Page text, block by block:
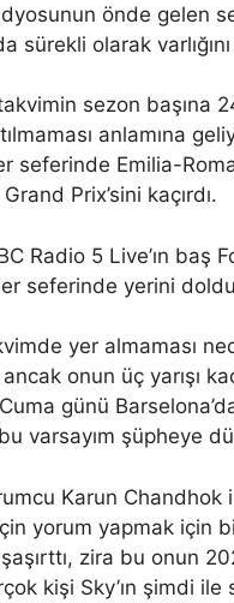
önde gelen
sürekli olarak
sezon başına
anlamına
seferinde Emilia-
Prix’sini kaçırdı.
Radio 5 Live’ın baş
seferinde yerini
yer almaması
onun üç yarışı
günü
varsayım şüpheye
Karun
yorum yapmak için
şaşırttı, zira bu onun
kişi Sky’ın şimdi